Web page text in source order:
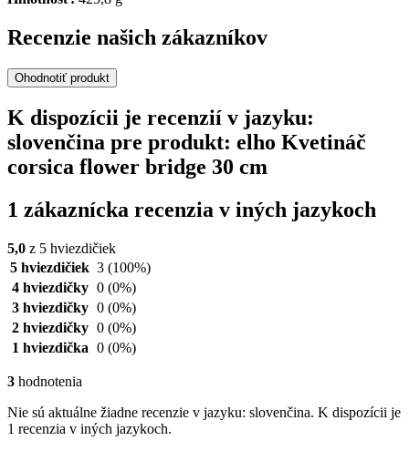
Recenzie našich zákazníkov
Ohodnotiť produkt
K dispozícii je recenzií v jazyku:
slovenčina pre produkt: elho Kvetináč
corsica flower bridge 30 cm
1 zákaznícka recenzia v iných jazykoch
5,0 z 5 hviezdičiek
5 hviezdičiek 3 (100%)
4 hviezdičky 0 (0%)
3 hviezdičky 0 (0%)
2 hviezdičky 0 (0%)
1 hviezdička 0 (0%)
3 hodnotenia
Nie sú aktuálne žiadne recenzie v jazyku: slovenčina. K dispozícii je
1 recenzia v iných jazykoch.